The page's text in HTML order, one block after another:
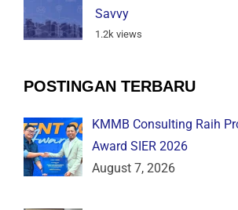
Savvy
1.2k views
POSTINGAN TERBARU
KMMB Consulting Raih
Award SIER 2026
August 7, 2026